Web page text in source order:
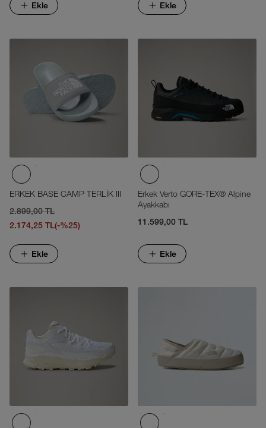
Ekle Ekle
ERKEK BASE CAMP TERLİK III
2.899,00 TL
2.174,25 TL(-%25)
Ekle
Erkek Verto GORE-TEX® Alpine
Ayakkabı
11.599,00 TL
Ekle